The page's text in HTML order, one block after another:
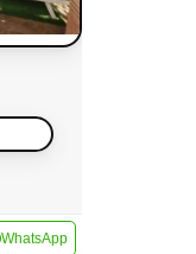
WhatsApp